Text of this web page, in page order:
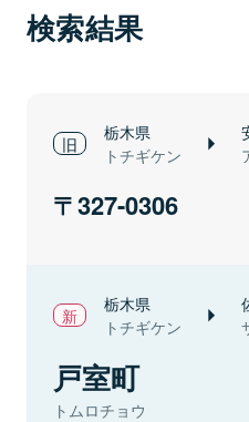
検索結果
栃木県
トチギケン
327-0306
栃木県
トチギケン
戸室町
トムロチョウ